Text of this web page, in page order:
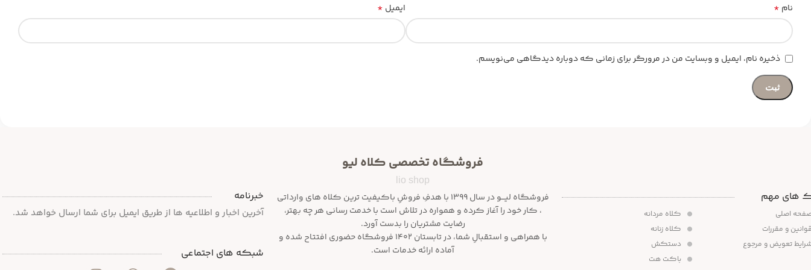
نام * ایمیل *
ذخیره نام، ایمیل و وبسایت من در مرورگر برای زمانی که دوباره دیدگاهی می‌نویسم.
های مهم
اصلی
و مقررات
تعویض و مرجوع
کلاه مردانه
کلاه زنانه
دستکش
باکت هت
فروشگاه تخصصی کلاه لیو
lio shop
فروشگاه لیـــو در سال ۱۳۹۹ با هدفِ فروشِ باکیفیت ترین کلاه های وارداتی
، کار خود را آغاز کرده و همواره در تلاش است با خدمت رسانی هر چه بهتر،
رضایت مشتریان را بدست آورد.
با همراهی و استقبالِ شما، در تابستان ۱۴۰۲ فروشگاه حضوری افتتاح شده و
آماده ارائه خدمات است.
خبرنامه
آخرین اخبار و اطلاعیه ها از طریق ایمیل برای شما ارسال خواهد شد.
شبکه های اجتماعی